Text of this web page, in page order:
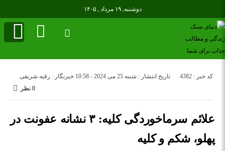
دوشنبه, ۱۹ مرداد , ۱۴۰۵
تاریخ انتشار : شنبه 25 می 2024 - 10:58 خبرنگار : رقیه شریفی
کد خبر : 4382
0 نظر
علائم سرماخوردگی کلیه: ۳ نشانه عفونت در
پهلو، شکم و کلیه